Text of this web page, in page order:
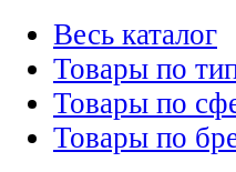
Весь каталог
Товары по
Товары по
Товары по